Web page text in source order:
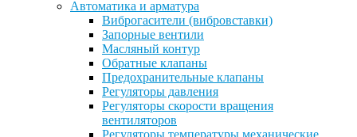
Автоматика и арматура
Виброгасители (вибровставки)
Запорные вентили
Масляный контур
Обратные клапаны
Предохранительные клапаны
Регуляторы давления
Регуляторы скорости вращения
вентиляторов
Регуляторы температуры механические